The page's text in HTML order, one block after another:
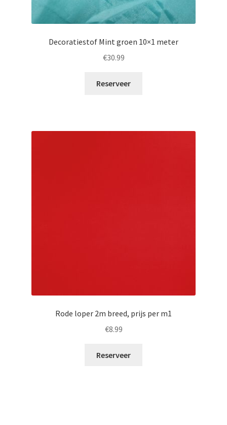
Decoratiestof Mint groen 10×1 meter
€30.99
Reserveer
Rode loper 2m breed, prijs per m1
€8.99
Reserveer